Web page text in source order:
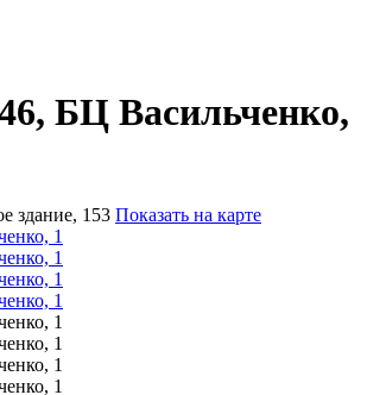
БЦ Васильченко,
здание, 153 Показать на карте